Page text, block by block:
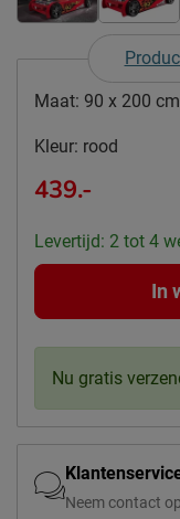
Maat: 90 x 200 cm
Kleur: rood
439.-
Levertijd: 2 tot 4
In
Nu gratis
Neem contact